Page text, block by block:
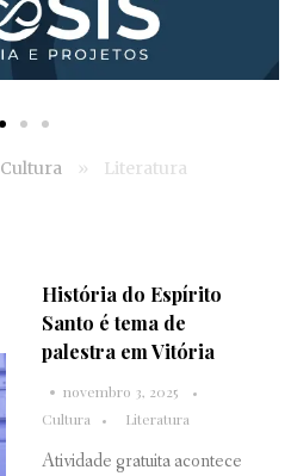
Cultura » Literatura
História do Espírito
Santo é tema de
palestra em Vitória
novembro 3, 2025
Cultura
Literatura
Atividade gratuita acontece